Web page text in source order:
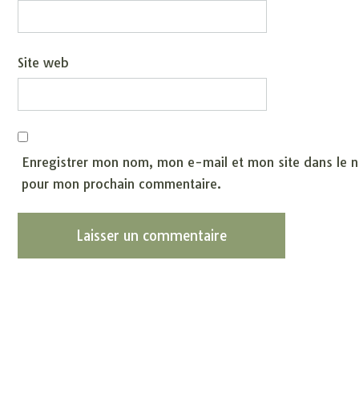
Site web
Enregistrer mon nom, mon e-mail et mon site dans le
pour mon prochain commentaire.